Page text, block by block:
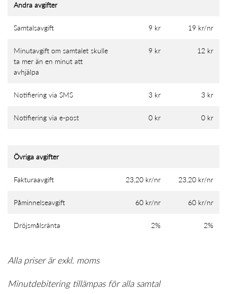
Andra avgifter
Samtalsavgift 9 kr 19 kr/nr
Minutavgift om samtalet skulle
ta mer än en minut att
avhjälpa
9 kr 12 kr
Notifiering via SMS 3 kr 3 kr
Notifiering via e-post 0 kr 0 kr
Övriga avgifter
Fakturaavgift 23,20 kr/nr 23,20 kr/nr
Påminnelseavgift 60 kr/nr 60 kr/nr
Dröjsmålsränta 2% 2%
Alla priser är exkl. moms
Minutdebitering tillämpas för alla samtal